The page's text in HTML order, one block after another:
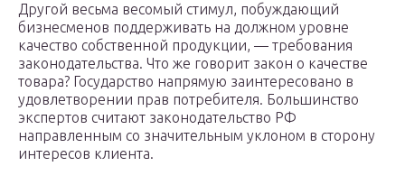
Другой весьма весомый стимул, побуждающий
бизнесменов поддерживать на должном уровне
качество собственной продукции, — требования
законодательства. Что же говорит закон о качестве
товара? Государство напрямую заинтересовано в
удовлетворении прав потребителя. Большинство
экспертов считают законодательство РФ
направленным со значительным уклоном в сторону
интересов клиента.